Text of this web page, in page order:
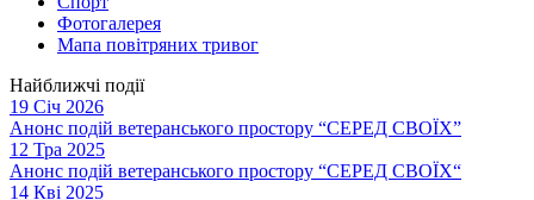
Фотогалерея
Мапа повітряних тривог
Найближчі події
19 Січ 2026
Анонс подій ветеранського простору “СЕРЕД СВОЇХ”
12 Тра 2025
Анонс подій ветеранського простору “СЕРЕД СВОЇХ“
14 Кві 2025